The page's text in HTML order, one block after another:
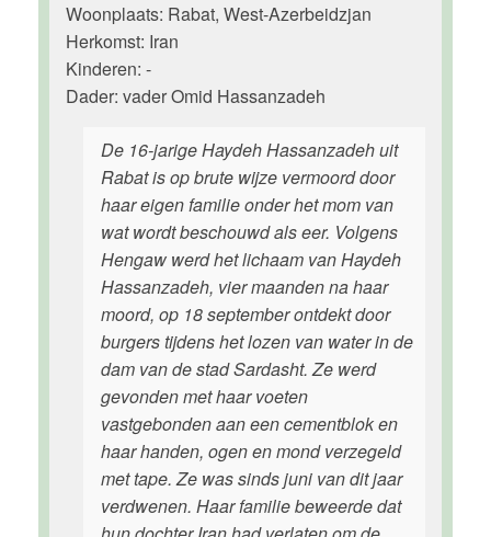
Woonplaats: Rabat, West-Azerbeidzjan
Herkomst: Iran
Kinderen: -
Dader: vader Omid Hassanzadeh
De 16-jarige Haydeh Hassanzadeh uit
Rabat is op brute wijze vermoord door
haar eigen familie onder het mom van
wat wordt beschouwd als eer. Volgens
Hengaw werd het lichaam van Haydeh
Hassanzadeh, vier maanden na haar
moord, op 18 september ontdekt door
burgers tijdens het lozen van water in de
dam van de stad Sardasht. Ze werd
gevonden met haar voeten
vastgebonden aan een cementblok en
haar handen, ogen en mond verzegeld
met tape. Ze was sinds juni van dit jaar
verdwenen. Haar familie beweerde dat